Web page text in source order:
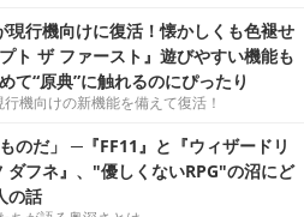
現行機向けに復活！懐かしくも色褪せ
ト ザ ファースト』遊びやすい機能も
て“原典”に触れるのにぴったり
機向けの新機能を備えて復活！
のだ」 ─『FF11』と『ウィザードリ
ダフネ』、"優しくないRPG"の沼にど
の話